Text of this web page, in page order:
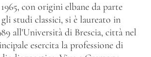
con origini elbane da parte
studi classici, si è laureato in
all'Università di Brescia, città nel
esercita la professione di